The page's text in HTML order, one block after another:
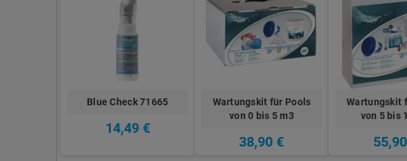
Blue Check 71665
14,49 €
Wartungskit für Pools
von 0 bis 5 m3
38,90 €
Wartungskit
von 5 bis